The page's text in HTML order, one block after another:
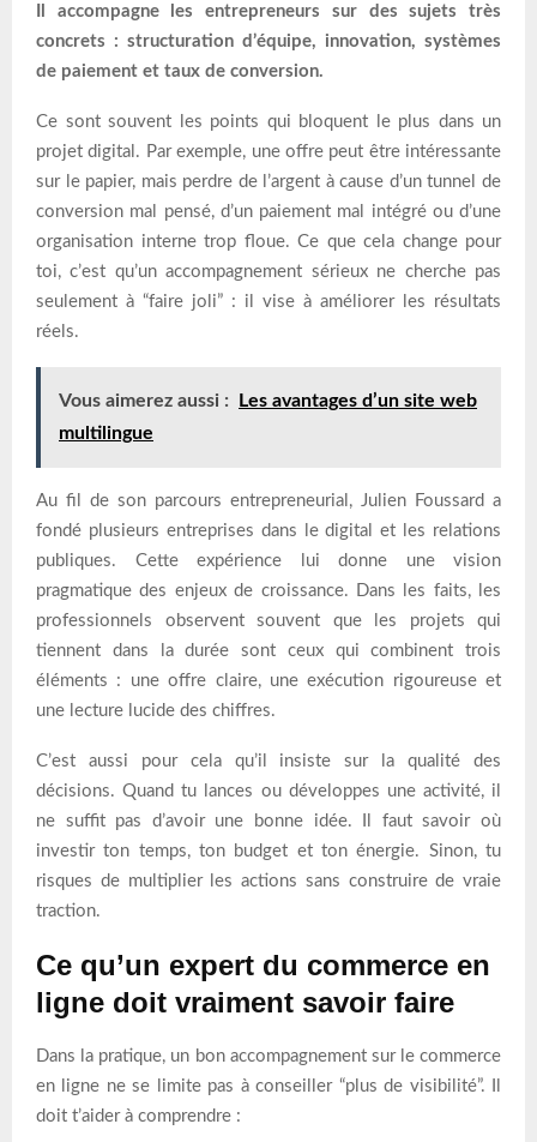
Il accompagne les entrepreneurs sur des sujets très
concrets : structuration d’équipe, innovation, systèmes
de paiement et taux de conversion.
Ce sont souvent les points qui bloquent le plus dans un
projet digital. Par exemple, une offre peut être intéressante
sur le papier, mais perdre de l’argent à cause d’un tunnel de
conversion mal pensé, d’un paiement mal intégré ou d’une
organisation interne trop floue. Ce que cela change pour
toi, c’est qu’un accompagnement sérieux ne cherche pas
seulement à “faire joli” : il vise à améliorer les résultats
réels.
Vous aimerez aussi :
Les avantages d’un site web
multilingue
Au fil de son parcours entrepreneurial, Julien Foussard a
fondé plusieurs entreprises dans le digital et les relations
publiques. Cette expérience lui donne une vision
pragmatique des enjeux de croissance. Dans les faits, les
professionnels observent souvent que les projets qui
tiennent dans la durée sont ceux qui combinent trois
éléments : une offre claire, une exécution rigoureuse et
une lecture lucide des chiffres.
C’est aussi pour cela qu’il insiste sur la qualité des
décisions. Quand tu lances ou développes une activité, il
ne suffit pas d’avoir une bonne idée. Il faut savoir où
investir ton temps, ton budget et ton énergie. Sinon, tu
risques de multiplier les actions sans construire de vraie
traction.
Ce qu’un expert du commerce en
ligne doit vraiment savoir faire
Dans la pratique, un bon accompagnement sur le commerce
en ligne ne se limite pas à conseiller “plus de visibilité”. Il
doit t’aider à comprendre :